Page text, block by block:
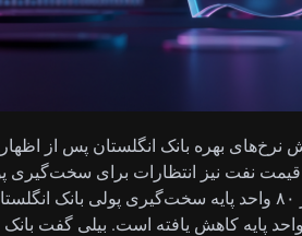
نرخ‌های بهره بانک انگلستان پس از
نفت نیز انتظارات برای سخت‌گیری
مقطعی، معامله‌گران بیش از ۸۰ واحد پایه سخت‌گیری
اما این رقم به ۳۳ واحد پایه کاهش یافته است.